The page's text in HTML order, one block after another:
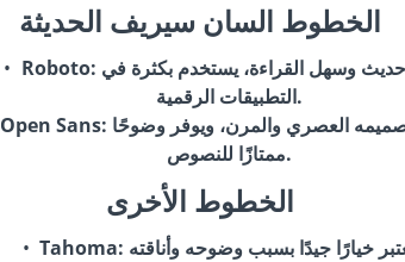
الخطوط السان سيريف الحديثة
Roboto: خط حديث وسهل القراءة، يستخدم بكثرة في
التطبيقات الرقمية.
Open Sans: يتميز بتصميمه العصري والمرن، ويوفر وضوحًا
ممتازًا للنصوص.
الخطوط الأخرى
Tahoma